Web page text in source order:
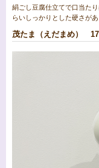
絹ごし豆腐仕立てで口当た
らいしっかりとした硬さがあ
茂たま（えだまめ）